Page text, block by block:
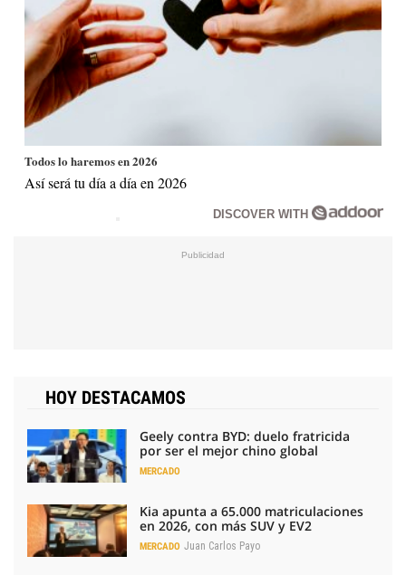
Todos lo haremos en 2026
Así será tu día a día en 2026
DISCOVER WITH
HOY DESTACAMOS
Geely contra BYD: duelo fratricida
por ser el mejor chino global
MERCADO
Kia apunta a 65.000 matriculaciones
en 2026, con más SUV y EV2
MERCADO Juan Carlos Payo